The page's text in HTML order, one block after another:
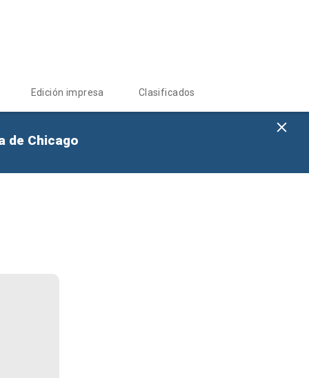
Edición impresa Clasificados
de Chicago